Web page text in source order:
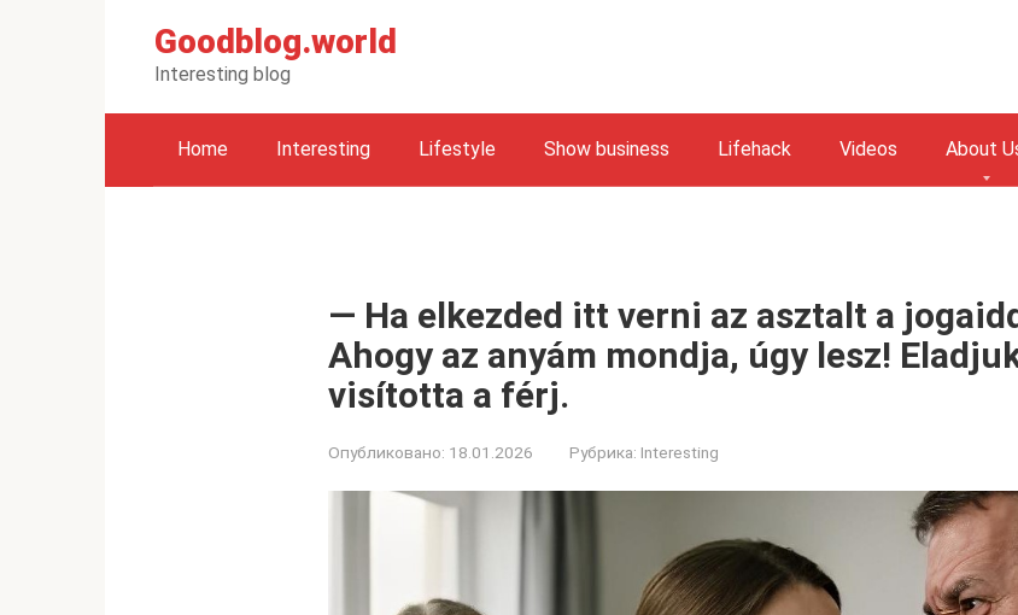
Goodblog.world
Interesting blog
Home Interesting Lifestyle Show business Lifehack Videos About
— Ha elkezded itt verni az asztalt a
Ahogy az anyám mondja, úgy lesz!
visította a férj.
Опубликовано: 18.01.2026 Рубрика: Interesting